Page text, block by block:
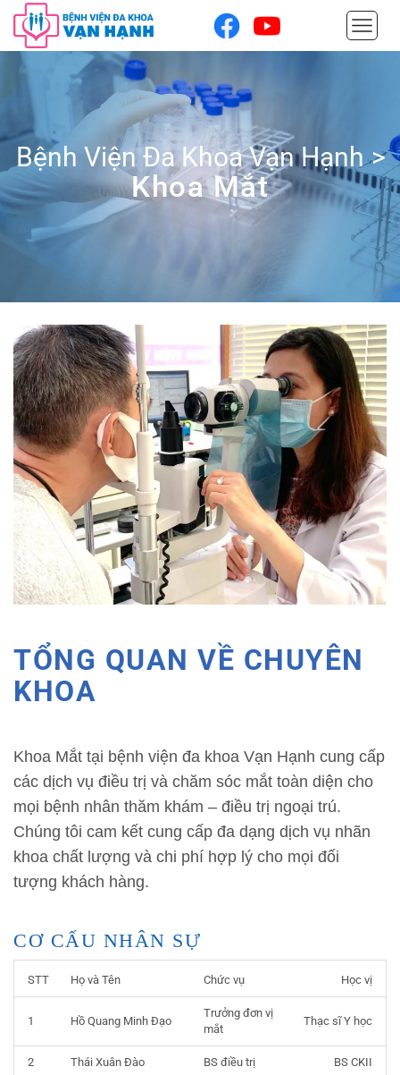
Bệnh Viện Đa Khoa Vạn Hạnh>
Khoa Mắt
TỔNG QUAN VỀ CHUYÊN
KHOA
Khoa Mắt tại bệnh viện đa khoa Vạn Hạnh cung cấp
các dịch vụ điều trị và chăm sóc mắt toàn diện cho
mọi bệnh nhân thăm khám – điều trị ngoại trú.
Chúng tôi cam kết cung cấp đa dạng dịch vụ nhãn
khoa chất lượng và chi phí hợp lý cho mọi đối
tượng khách hàng.
CƠ CẤU NHÂN SỰ
STT Họ và Tên Chức vụ Học vị
1 Hồ Quang Minh Đạo
Trưởng đơn vị
mắt
Thạc sĩ Y học
2 Thái Xuân Đào BS điều trị BS CKII